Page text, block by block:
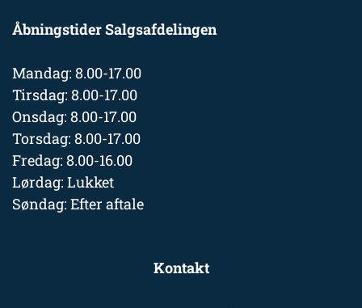
Åbningstider Salgsafdelingen
Mandag: 8.00-17.00
Tirsdag: 8.00-17.00
Onsdag: 8.00-17.00
Torsdag: 8.00-17.00
Fredag: 8.00-16.00
Lørdag: Lukket
Søndag: Efter aftale
Kontakt